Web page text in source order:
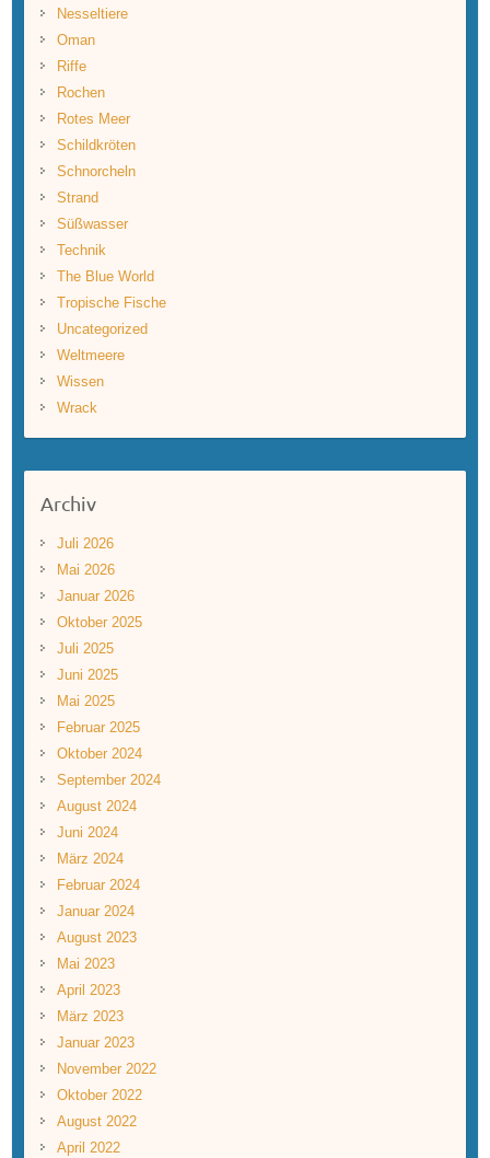
Nesseltiere
Oman
Riffe
Rochen
Rotes Meer
Schildkröten
Schnorcheln
Strand
Süßwasser
Technik
The Blue World
Tropische Fische
Uncategorized
Weltmeere
Wissen
Wrack
Archiv
Juli 2026
Mai 2026
Januar 2026
Oktober 2025
Juli 2025
Juni 2025
Mai 2025
Februar 2025
Oktober 2024
September 2024
August 2024
Juni 2024
März 2024
Februar 2024
Januar 2024
August 2023
Mai 2023
April 2023
März 2023
Januar 2023
November 2022
Oktober 2022
August 2022
April 2022